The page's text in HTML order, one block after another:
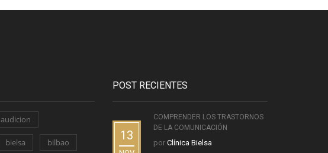
audicion
bielsa bilbao
POST RECIENTES
13
COMPRENDER LOS TRASTORNOS
DE LA COMUNICACIÓN
por Clínica Bielsa